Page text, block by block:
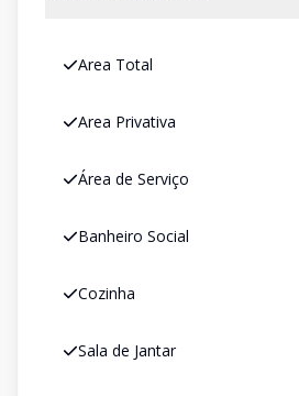
Area Total
Area Privativa
Área de Serviço
Banheiro Social
Cozinha
Sala de Jantar